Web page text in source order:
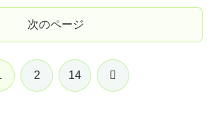
次のページ
2 14 次